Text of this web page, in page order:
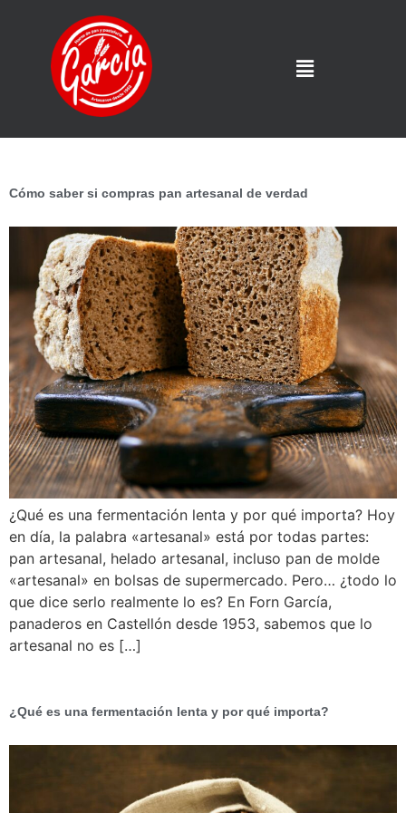
Cómo saber si compras pan artesanal de verdad
¿Qué es una fermentación lenta y por qué importa? Hoy
en día, la palabra «artesanal» está por todas partes:
pan artesanal, helado artesanal, incluso pan de molde
«artesanal» en bolsas de supermercado. Pero… ¿todo lo
que dice serlo realmente lo es? En Forn García,
panaderos en Castellón desde 1953, sabemos que lo
artesanal no es […]
¿Qué es una fermentación lenta y por qué importa?